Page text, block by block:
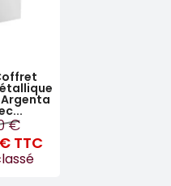
Argenta
€
TTC